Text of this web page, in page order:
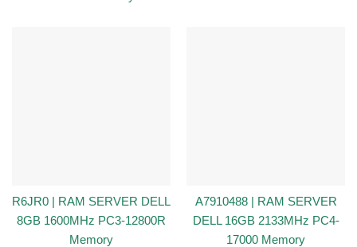
R6JR0 | RAM SERVER DELL
8GB 1600MHz PC3-12800R
Memory
A7910488 | RAM SERVER
DELL 16GB 2133MHz PC4-
17000 Memory